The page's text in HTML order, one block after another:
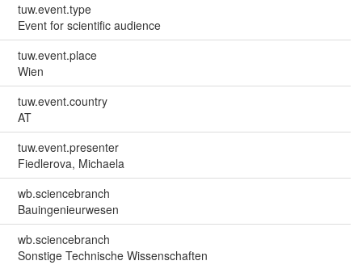
tuw.event.type
Event for scientific audience
tuw.event.place
Wien
tuw.event.country
AT
tuw.event.presenter
Fiedlerova, Michaela
wb.sciencebranch
Bauingenieurwesen
wb.sciencebranch
Sonstige Technische Wissenschaften